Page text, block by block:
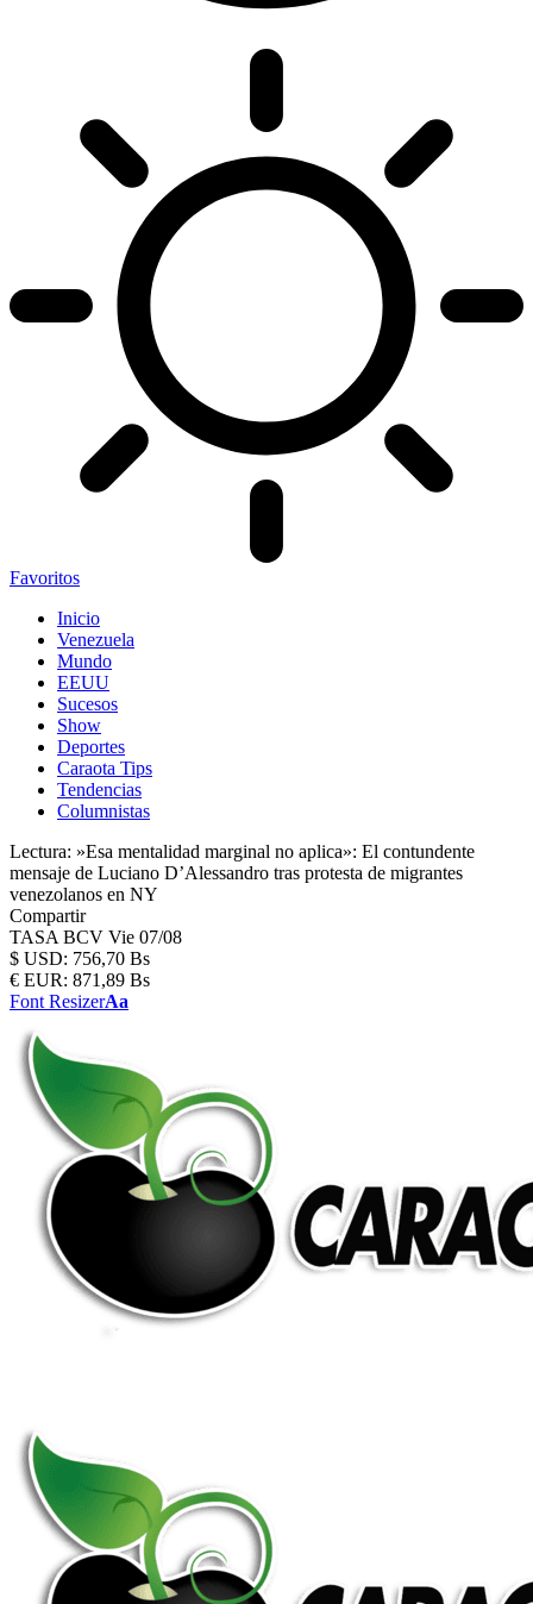
Favoritos
Inicio
Venezuela
Mundo
EEUU
Sucesos
Show
Deportes
Caraota Tips
Tendencias
Columnistas
Lectura: »Esa mentalidad marginal no aplica»: El contundente
mensaje de Luciano D’Alessandro tras protesta de migrantes
venezolanos en NY
Compartir
TASA BCV Vie 07/08
$ USD: 756,70 Bs
€ EUR: 871,89 Bs
Font ResizerAa